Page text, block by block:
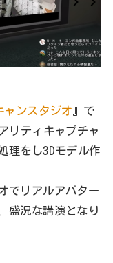
ャンスタジオ 』で
リティキャプチャ
理をし3Dモデル作
でリアルアバター
盛況な講演となり